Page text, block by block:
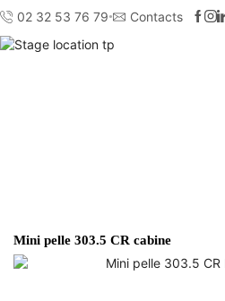
02 32 53 76 79 Contacts
Mini pelle 303.5 CR cabine